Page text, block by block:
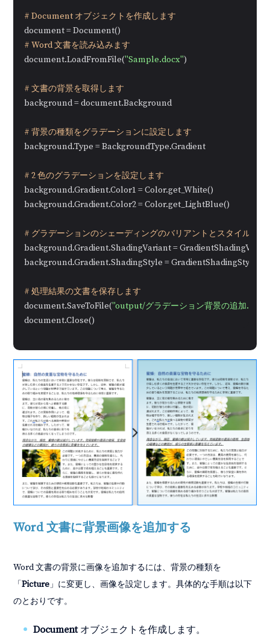
# Document オブジェクトを作成します
# Word 文書を読み込みます
document.LoadFromFile("Sample.docx")
# 文書の背景を取得します
background = document.Background
# 背景の種類をグラデーションに設定します
background.Type = BackgroundType.Gradient
# 2 色のグラデーションを設定します
background.Gradient.Color1 = Color.get_White()
background.Gradient.Color2 = Color.get_LightBlue()
# グラデーションのシェーディングのバリアントとスタイルを
background.Gradient.ShadingVariant =
background.Gradient.ShadingStyle =
# 処理結果の文書を保存します
document.SaveToFile("output/グラデーション背景の追加
document.Close()
Word 文書に背景画像を追加する
Word 文書の背景に画像を追加するには、背景の種類を
「Picture」に変更し、画像を設定します。具体的な手順は以下
のとおりです。
Documentオブジェクトを作成します。